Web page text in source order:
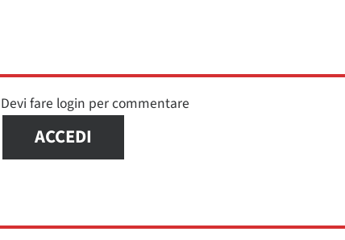
Devi fare login per commentare
ACCEDI